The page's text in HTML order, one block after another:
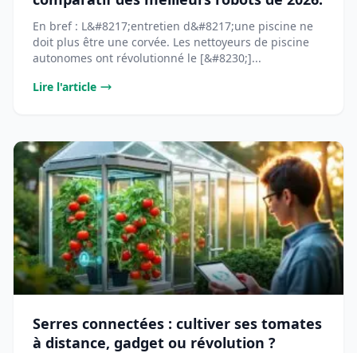
En bref : L&#8217;entretien d&#8217;une piscine ne
doit plus être une corvée. Les nettoyeurs de piscine
autonomes ont révolutionné le [&#8230;]...
Lire l'article
Serres connectées : cultiver ses tomates
à distance, gadget ou révolution ?